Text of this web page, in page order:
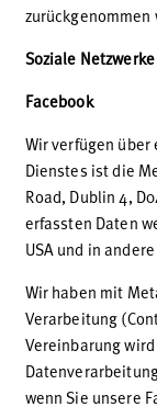
zurückgenommen
Soziale
Facebook
Wir verfügen über
Dienstes ist die
Road, Dublin 4,
erfassten Daten
USA und in
Wir haben mit
Verarbeitung
Vereinbarung
wenn Sie unsere